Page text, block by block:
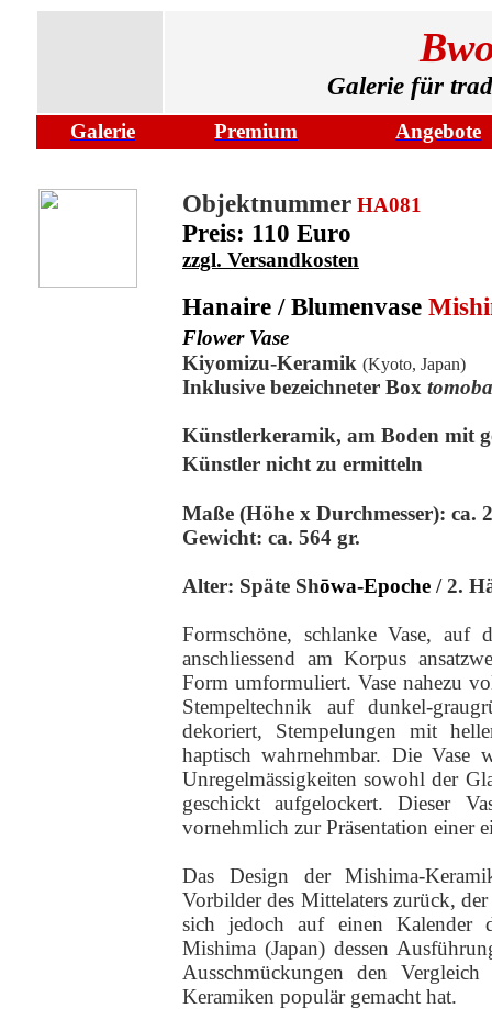
Galerie für
Galerie Premium Angebote
Objektnummer HA081
Preis: 110 Euro
zzgl. Versandkosten
Hanaire / Blumenvase
Flower Vase
Kiyomizu-Keramik (Kyoto, Japan)
Inklusive bezeichneter Box
Künstlerkeramik, am Boden mit
Künstler nicht zu ermitteln
Maße (Höhe x Durchmesser): ca.
Gewicht: ca. 564 gr.
Alter: Späte Shōwa-Epoche / 2.
Formschöne, schlanke Vase, auf
anschliessend am Korpus
Form umformuliert. Vase nahezu
Stempeltechnik auf dunkel-
dekoriert, Stempelungen mit
haptisch wahrnehmbar. Die Vase
Unregelmässigkeiten sowohl der
geschickt aufgelockert. Dieser
vornehmlich zur Präsentation einer
Das Design der Mishima-
Vorbilder des Mittelaters zurück,
sich jedoch auf einen Kalender
Mishima (Japan) dessen
Ausschmückungen den
Keramiken populär gemacht hat.